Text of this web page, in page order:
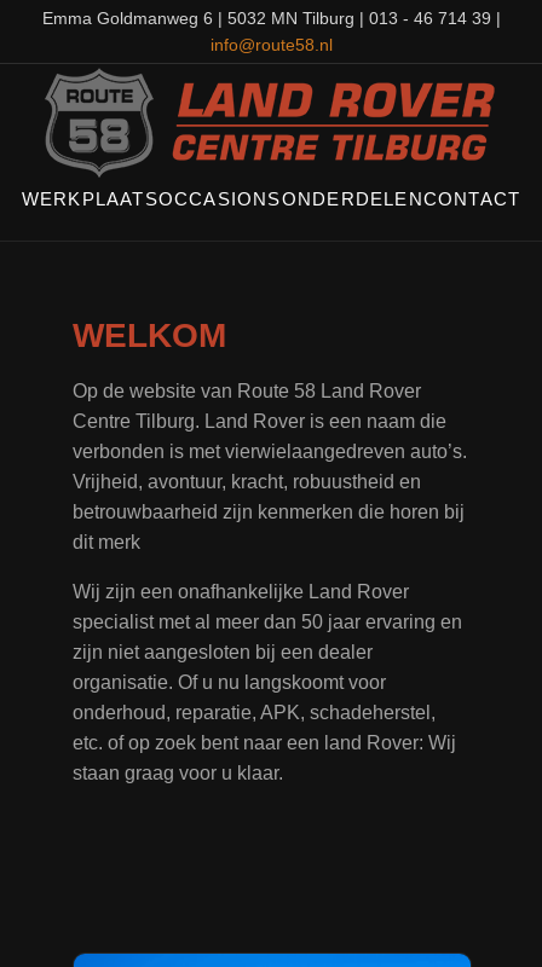
Emma Goldmanweg 6 | 5032 MN Tilburg | 013 - 46 714 39 |
info@route58.nl
WERKPLAATSOCCASIONSONDERDELENCONTACT
WELKOM
Op de website van Route 58 Land Rover
Centre Tilburg. Land Rover is een naam die
verbonden is met vierwielaangedreven auto’s.
Vrijheid, avontuur, kracht, robuustheid en
betrouwbaarheid zijn kenmerken die horen bij
dit merk
Wij zijn een onafhankelijke Land Rover
specialist met al meer dan 50 jaar ervaring en
zijn niet aangesloten bij een dealer
organisatie. Of u nu langskoomt voor
onderhoud, reparatie, APK, schadeherstel,
etc. of op zoek bent naar een land Rover: Wij
staan graag voor u klaar.